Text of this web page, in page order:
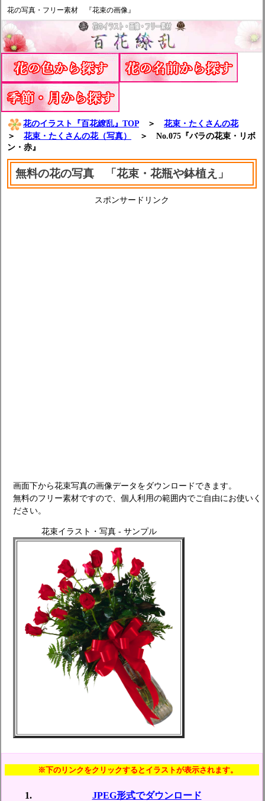
花の写真・フリー素材 『花束の画像』
花のイラスト『百花繚乱』TOP ＞ 花束・たくさんの花
＞ 花束・たくさんの花（写真）
＞ No.075『バラの花束・リボ
ン・赤』
無料の花の写真 「花束・花瓶や鉢植え」
スポンサードリンク
画面下から花束写真の画像データをダウンロードできます。
無料のフリー素材ですので、個人利用の範囲内でご自由にお使いく
ださい。
花束イラスト・写真 - サンプル
※下のリンクをクリックするとイラストが表示されます。
JPEG形式でダウンロード